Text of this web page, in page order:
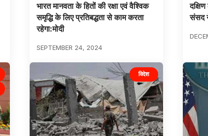
भारत मानवता के हितों की रक्षा एवं वैश्विक
समृद्धि के लिए प्रतिबद्धता से काम करता
रहेगा:मोदी
SEPTEMBER 24, 2024
संसद
विदेश